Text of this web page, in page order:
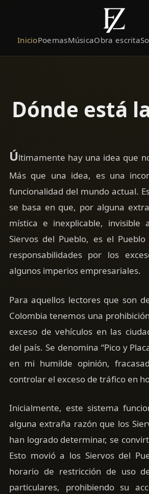
InicioPoemasMúsicaObra escrita
Dónde está
Últimamente hay una idea que
Más que una idea, es una
funcionalidad del mundo actual.
se basa en que, por alguna
mística e inexplicable, invisible
Siervos del Pueblo, es el
responsabilidades por los
algunos imperios empresariales.
Para aquellos lectores que son
Colombia tenemos una
exceso de vehículos en las
del país. Se denomina “Pico y
en mi humilde opinión,
controlar el exceso de tráfico en
Inicialmente, este sistema
alguna extraña razón que los
han logrado determinar, se
Esto movió a los Siervos del
horario de restricción de uso
particulares, prohibiendo su